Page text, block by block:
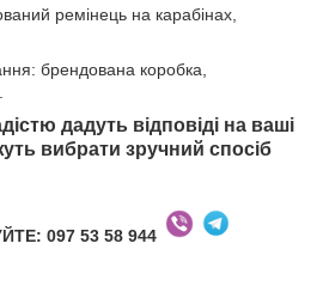
ремінець на карабінах,
брендована коробка,
дадуть відповіді на ваші
вибрати зручний спосіб
097 53 58 944